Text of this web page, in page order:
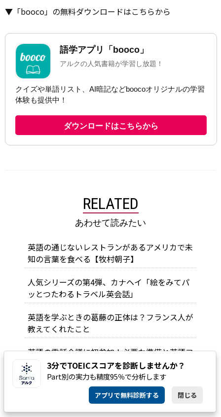
▼「booco」の無料ダウンロードはこちらから
RELATED
あわせて読みたい
英語の通じないレストランがあるアメリカで未
知の言葉を食べる【牧村朝子】
人気シリーズの第4弾、カナヘイ「絵をみてパ
ッとつたわるトラベル英会話」
英語を学ぶときの葛藤の正体は？フランス人が
教えてくれたこと
英語の電話会議に初参加！必要な準備と英語フ
レーズをチェック
TOEIC学習の質を高めるには？スコア停滞の悩
みを打破する「解き方のイノベーション」
3分でTOEICスコアを診断しませんか？
Part別の実力も精度95％で分析します
アプリで無料診断する 閉じる